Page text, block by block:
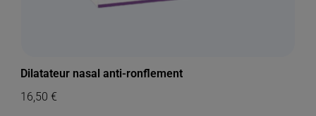
Dilatateur nasal anti-ronflement
16,50€